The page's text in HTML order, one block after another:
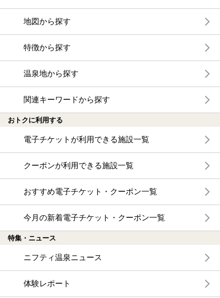
地図から探す
特徴から探す
温泉地から探す
関連キーワードから探す
おトクに利用する
電子チケットが利用できる施設一覧
クーポンが利用できる施設一覧
おすすめ電子チケット・クーポン一覧
今月の新着電子チケット・クーポン一覧
特集・ニュース
ニフティ温泉ニュース
体験レポート